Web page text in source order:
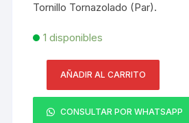
Tornillo Tornazolado (Par).
1 disponibles
de
Abrazaderas
AÑADIR AL CARRITO
CONSULTAR POR WHATSAPP